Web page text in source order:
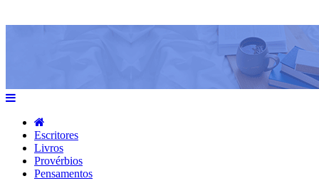
Escritores
Livros
Provérbios
Pensamentos